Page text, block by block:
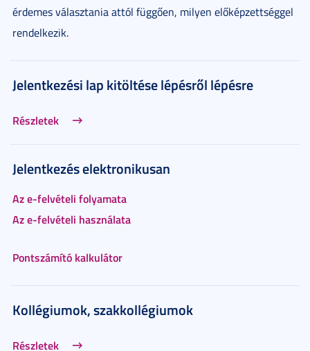
érdemes választania attól függően, milyen előképzettséggel
rendelkezik.
Jelentkezési lap kitöltése lépésről lépésre
Részletek
Jelentkezés elektronikusan
Az e-felvételi folyamata
Az e-felvételi használata
Pontszámító kalkulátor
Kollégiumok, szakkollégiumok
Részletek